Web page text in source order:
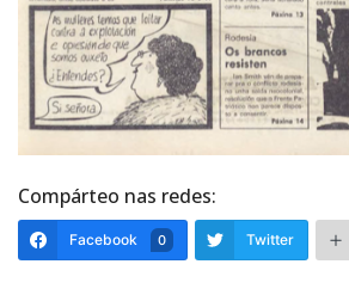
Compárteo nas redes:
Facebook 0 Twitter